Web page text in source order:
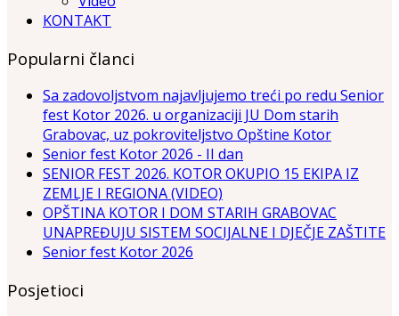
KONTAKT
Popularni članci
Sa zadovoljstvom najavljujemo treći po redu Senior
fest Kotor 2026. u organizaciji JU Dom starih
Grabovac, uz pokroviteljstvo Opštine Kotor
Senior fest Kotor 2026 - II dan
SENIOR FEST 2026. KOTOR OKUPIO 15 EKIPA IZ
ZEMLJE I REGIONA (VIDEO)
OPŠTINA KOTOR I DOM STARIH GRABOVAC
UNAPREĐUJU SISTEM SOCIJALNE I DJEČJE ZAŠTITE
Senior fest Kotor 2026
Posjetioci